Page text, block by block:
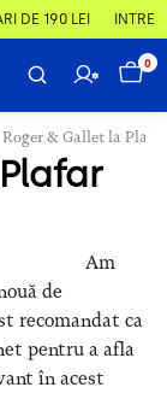
DE 190 LEI
0
Roger & Gallet la Plafar
Am
de
recomandat ca
pentru a afla
în acest